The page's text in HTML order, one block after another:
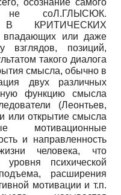
осознание самого
не со­Л.ГЛЫСЮК.
КРИТИЧЕСКИХ
или даже
взглядов, позиций,
такого диалога
смысла, обычно в
двух различных
функцию смысла
(Леонтьев,
или открытие смысла
мотивационные
и направленность
человека, что
психической
расширения
мотивации и т.п.